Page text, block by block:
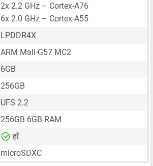
2x 2.2 GHz – Cortex-A76
6x 2.0 GHz – Cortex-A55
LPDDR4X
ARM Mali-G57 MC2
6GB
256GB
UFS 2.2
256GB 6GB RAM
हाँ
microSDXC